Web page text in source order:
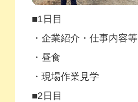
■1日目
・企業紹介・仕事内容等
・昼食
・現場作業見学
■2日目